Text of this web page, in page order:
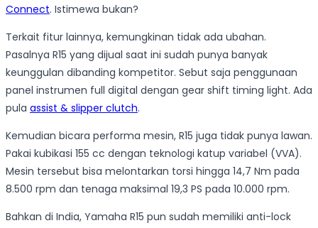
Connect. Istimewa bukan?
Terkait fitur lainnya, kemungkinan tidak ada ubahan.
Pasalnya R15 yang dijual saat ini sudah punya banyak
keunggulan dibanding kompetitor. Sebut saja penggunaan
panel instrumen full digital dengan gear shift timing light. Ada
pula assist & slipper clutch.
Kemudian bicara performa mesin, R15 juga tidak punya lawan.
Pakai kubikasi 155 cc dengan teknologi katup variabel (VVA).
Mesin tersebut bisa melontarkan torsi hingga 14,7 Nm pada
8.500 rpm dan tenaga maksimal 19,3 PS pada 10.000 rpm.
Bahkan di India, Yamaha R15 pun sudah memiliki anti-lock